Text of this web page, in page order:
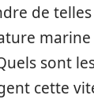
de telles
marine
sont
cette